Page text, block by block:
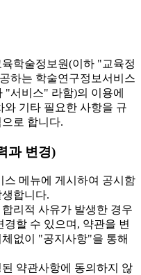
학술정보원(이하 "교육정
하는 학술연구정보서비스
"서비스" 라함)의 이용에
와 기타 필요한 사항을 규
로 합니다.
과 변경)
메뉴에 게시하여 공시함
합니다.
리적 사유가 발생한 경우
경할 수 있으며, 약관을 변
없이 "공지사항"을 통해
약관사항에 동의하지 않